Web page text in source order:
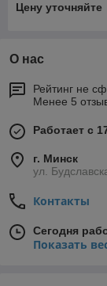
Цену уточняйте
О нас
Рейтинг не
Менее 5
Работает с
г. Минск
ул.
Контакты
Сегодня
Показать